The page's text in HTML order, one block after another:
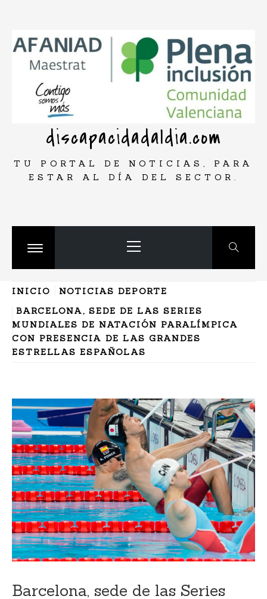
contenido
discapacidadaldia.com
TU PORTAL DE NOTICIAS, PARA
ESTAR AL DÍA DEL SECTOR.
Cambiar
principal
INICIO
NOTICIAS DEPORTE
BARCELONA, SEDE DE LAS SERIES
MUNDIALES DE NATACIÓN PARALÍMPICA
CON PRESENCIA DE LAS GRANDES
ESTRELLAS ESPAÑOLAS
Barcelona, sede de las Series